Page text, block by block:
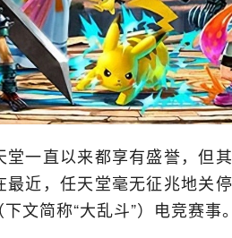
一直以来都享有盛誉，但
最近，任天堂毫无征兆地关
文简称“大乱斗”）电竞赛事。